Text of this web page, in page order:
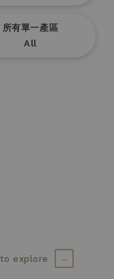
所有單一產區
All
explore →